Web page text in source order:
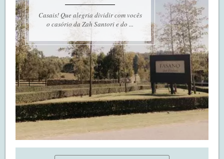
Casais! Que alegria dividir com vocês
o casório da Zah Santori e do ...